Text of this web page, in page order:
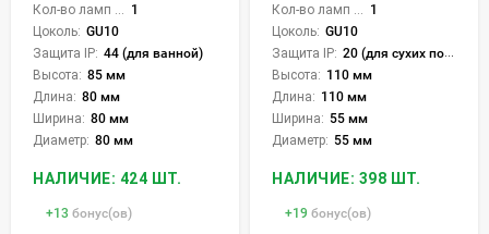
1
Цоколь: GU10
Защита IP: 44 (для ванной)
Высота: 85 мм
Длина: 80 мм
Ширина: 80 мм
Диаметр: 80 мм
НАЛИЧИЕ: 424 ШТ.
+13 бонус(ов)
1
Цоколь: GU10
Защита IP: 20 (для сухих пом.)
Высота: 110 мм
Длина: 110 мм
Ширина: 55 мм
Диаметр: 55 мм
НАЛИЧИЕ: 398 ШТ.
+19 бонус(ов)